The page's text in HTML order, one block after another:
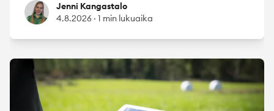
Jenni Kangastalo
Jenni Kangastalo
4.8.2026 · 1 min lukuaika